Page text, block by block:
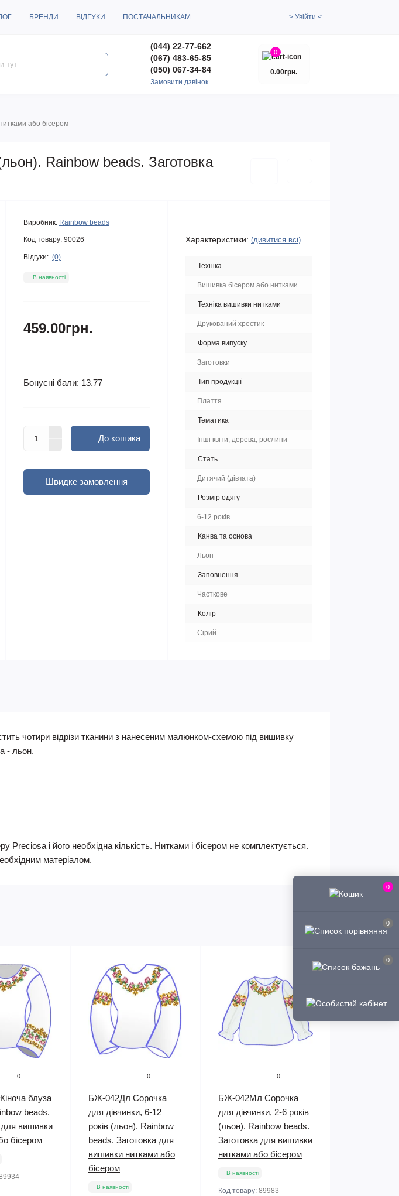
0
0
0
БРЕНДИ ВІДГУКИ ПОСТАЧАЛЬНИКАМ > Увійти <
(044) 22-77-662
(067) 483-65-85
(050) 067-34-84
Замовити дзвінок
0
0.00грн.
або бісером
Rainbow beads. Заготовка
Виробник: Rainbow beads
Код товару: 90026
Відгуки: (0)
В наявності
459.00грн.
Бонусні бали: 13.77
До кошика
Швидке замовлення
Характеристики: (дивитися всі)
Техніка
Вишивка бісером або нитками
Техніка вишивки нитками
Друкований хрестик
Форма випуску
Заготовки
Тип продукції
Плаття
Тематика
Інші квіти, дерева, рослини
Стать
Дитячий (дівчата)
Розмір одягу
6-12 років
Канва та основа
Льон
Заповнення
Часткове
Колір
Сірий
чотири відрізи тканини з нанесеним малюнком-схемою під вишивку
- льон.
Preciosa і його необхідна кількість. Нитками і бісером не комплектується.
матеріалом.
0
блуза
beads.
для вишивки
бісером
0
БЖ-042Дл Сорочка
для дівчинки, 6-12
років (льон). Rainbow
beads. Заготовка для
вишивки нитками або
бісером
В наявності
0
БЖ-042Мл Сорочка
для дівчинки, 2-6 років
(льон). Rainbow beads.
Заготовка для вишивки
нитками або бісером
В наявності
Код товару: 89983